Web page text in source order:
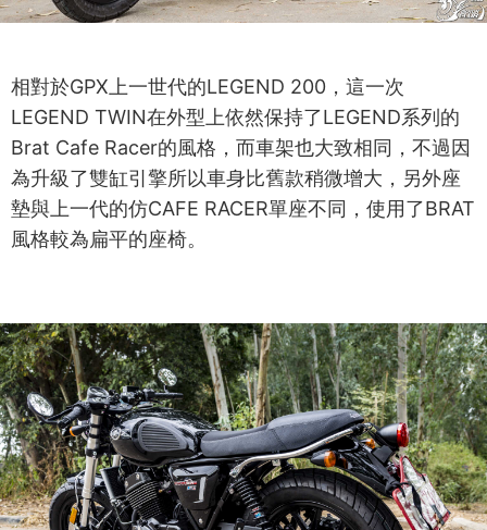
相對於GPX上一世代的LEGEND 200，這一次
LEGEND TWIN在外型上依然保持了LEGEND系列的
Brat Cafe Racer的風格，而車架也大致相同，不過因
為升級了雙缸引擎所以車身比舊款稍微增大，另外座
墊與上一代的仿CAFE RACER單座不同，使用了BRAT
風格較為扁平的座椅。